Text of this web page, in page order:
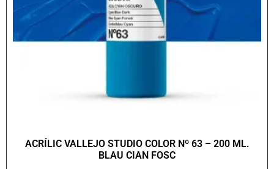
ACRÍLIC VALLEJO STUDIO COLOR Nº 63 – 200 ML.
BLAU CIAN FOSC